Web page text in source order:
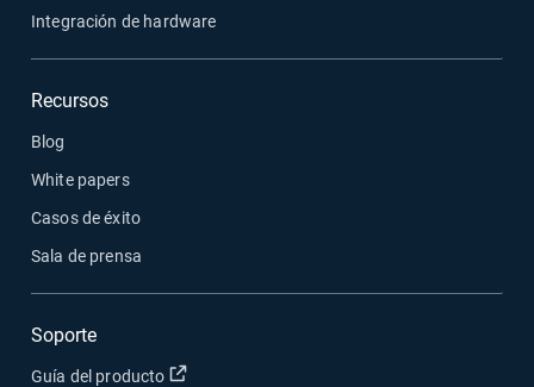
Integración de hardware
Recursos
Blog
White papers
Casos de éxito
Sala de prensa
Soporte
Guía del producto Abrir en una nueva ventana